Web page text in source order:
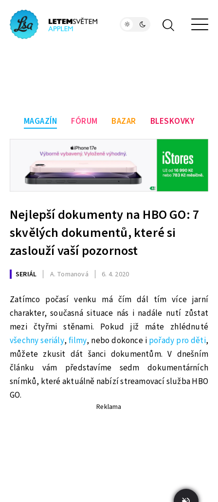
MAGAZÍN FÓRUM BAZAR BLESKOVKY
Nejlepší dokumenty na HBO GO: 7
skvělých dokumentů, které si
zaslouží vaší pozornost
SERIÁL A. Tomanová 6. 4. 2020
Zatímco počasí venku má čím dál tím více jarní
charakter, současná situace nás i nadále nutí zůstat
mezi čtyřmi stěnami. Pokud již máte zhlédnuté
všechny seriály,filmy, nebo dokonce ipořady pro děti,
můžete zkusit dát šanci dokumentům. V dnešním
článku vám představíme sedm dokumentárních
snímků, které aktuálně nabízí streamovací služba HBO
GO.
Reklama